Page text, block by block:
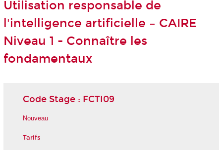
Utilisation responsable de
l'intelligence artificielle – CAIRE
Niveau 1 - Connaître les
fondamentaux
Code Stage : FCTI09
Nouveau
Tarifs